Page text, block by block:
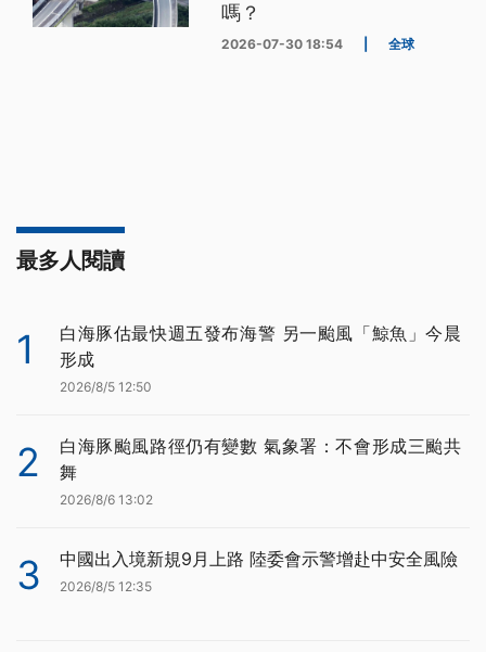
嗎？
2026-07-30 18:54 全球
最多人閱讀
1
白海豚估最快週五發布海警 另一颱風「鯨魚」今晨
形成
2026/8/5 12:50
2
白海豚颱風路徑仍有變數 氣象署：不會形成三颱共
舞
2026/8/6 13:02
3 中國出入境新規9月上路 陸委會示警增赴中安全風險
2026/8/5 12:35